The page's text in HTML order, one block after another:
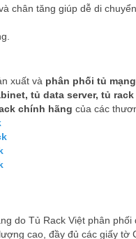
chân tăng giúp dễ di
xuất và phân phối tủ
tủ data server, tủ rack
chính hãng của các
do Tủ Rack Việt phân phối
cao, đầy đủ các giấy tờ